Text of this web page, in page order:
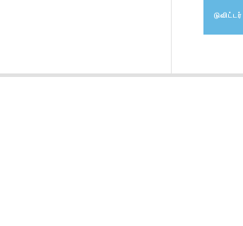
டுவிட்டர்